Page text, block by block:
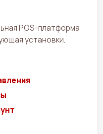
POS-платформа
установки.